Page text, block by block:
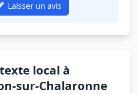
Laisser un avis
local à
sur-Chalaronne